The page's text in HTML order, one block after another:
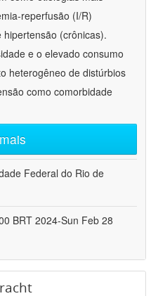
reperfusão (I/R)
(crônicas).
e o elevado consumo
heterogêneo de distúrbios
como comorbidade
Federal do Rio de
BRT 2024-Sun Feb 28